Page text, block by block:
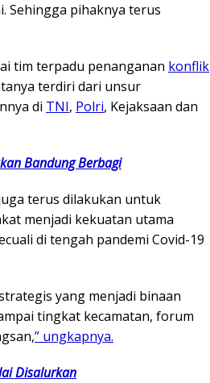
Sehingga pihaknya terus
tim terpadu penanganan konflik
terdiri dari unsur
di TNI, Polri, Kejaksaan dan
Bandung Berbagi
terus dilakukan untuk
menjadi kekuatan utama
di tengah pandemi Covid-19
yang menjadi binaan
tingkat kecamatan, forum
” ungkapnya.
Disalurkan